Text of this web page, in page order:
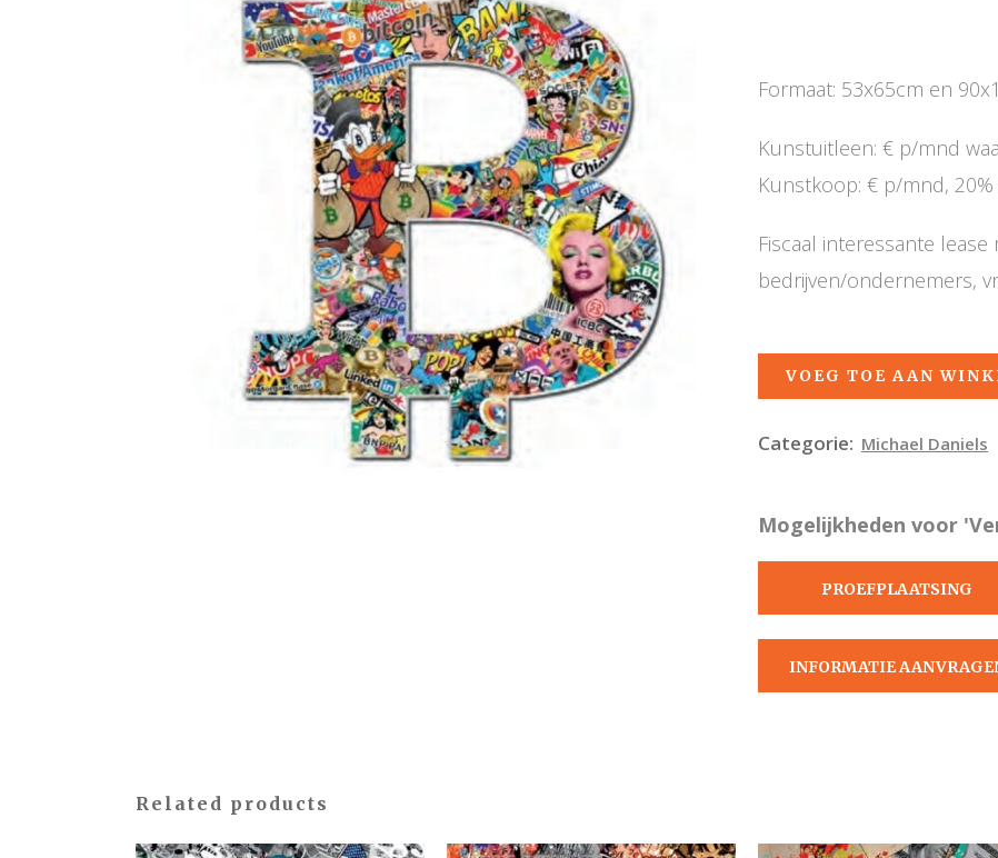
Formaat: 53x65cm en
Kunstuitleen: € p/mnd
Kunstkoop: € p/mnd,
Fiscaal interessante
bedrijven/ondernemers,
VOEG TOE AAN
Categorie: Michael Daniels
Mogelijkheden voor
PROEFPLAATSING
INFORMATIE
Related products